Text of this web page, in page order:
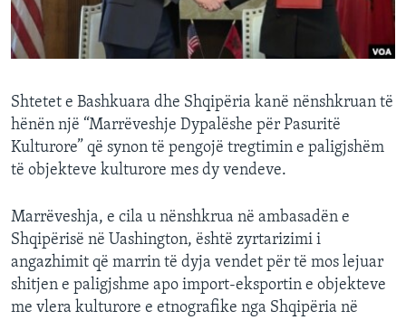
INTERVISTA
DITARI
Shtetet e Bashkuara dhe Shqipëria kanë nënshkruan të
hënën një “Marrëveshje Dypalëshe për Pasuritë
Kulturore” që synon të pengojë tregtimin e paligjshëm
të objekteve kulturore mes dy vendeve.
Marrëveshja, e cila u nënshkrua në ambasadën e
Shqipërisë në Uashington, është zyrtarizimi i
angazhimit që marrin të dyja vendet për të mos lejuar
shitjen e paligjshme apo import-eksportin e objekteve
me vlera kulturore e etnografike nga Shqipëria në